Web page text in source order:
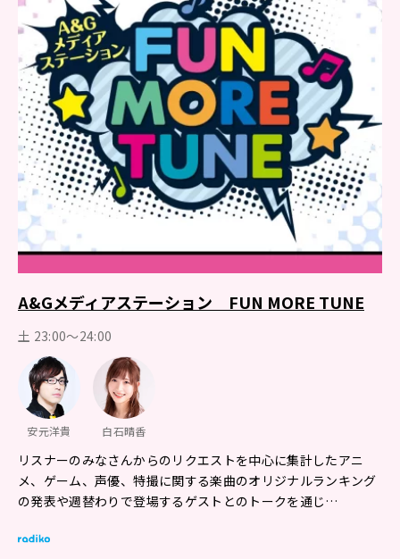
A&Gメディアステーション FUN MORE TUNE
土 23:00～24:00
安元洋貴 白石晴香
リスナーのみなさんからのリクエストを中心に集計したアニ
メ、ゲーム、声優、特撮に関する楽曲のオリジナルランキング
の発表や週替わりで登場するゲストとのトークを通じ…